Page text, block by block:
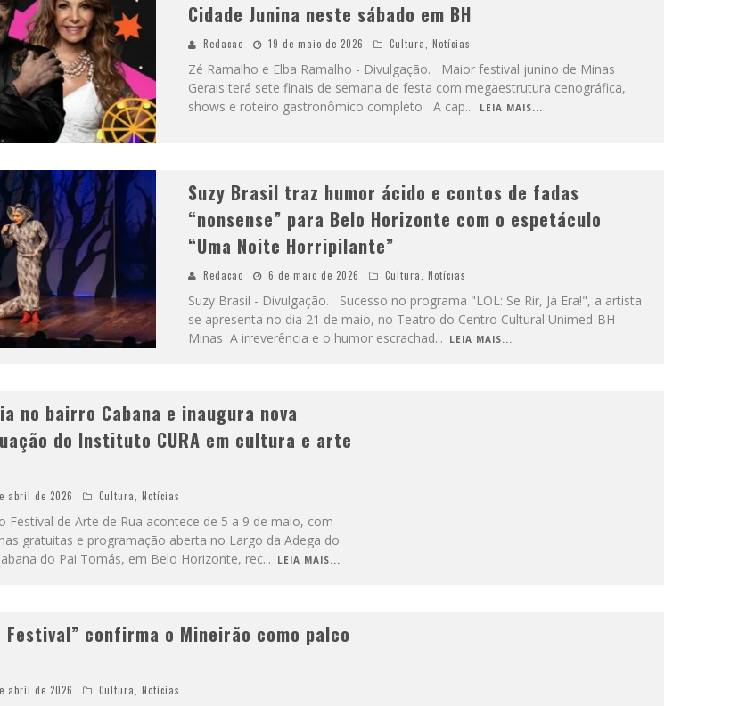
Cidade Junina neste sábado em BH
Redacao 19 de maio de 2026 Cultura ,Notícias
Zé Ramalho e Elba Ramalho - Divulgação. Maior festival junino de Minas
Gerais terá sete finais de semana de festa com megaestrutura cenográfica,
shows e roteiro gastronômico completo A cap... LEIA MAIS...
Suzy Brasil traz humor ácido e contos de fadas
“nonsense” para Belo Horizonte com o espetáculo
“Uma Noite Horripilante”
Redacao 6 de maio de 2026 Cultura ,Notícias
Suzy Brasil - Divulgação. Sucesso no programa "LOL: Se Rir, Já Era!", a artista
se apresenta no dia 21 de maio, no Teatro do Centro Cultural Unimed-BH
Minas A irreverência e o humor escrachad... LEIA MAIS...
no bairro Cabana e inaugura nova
do Instituto CURA em cultura e arte
abril de 2026 Cultura Notícias
Festival de Arte de Rua acontece de 5 a 9 de maio, com
gratuitas e programação aberta no Largo da Adega do
do Pai Tomás, em Belo Horizonte, rec... LEIA MAIS...
Festival” confirma o Mineirão como palco
abril de 2026 Cultura Notícias